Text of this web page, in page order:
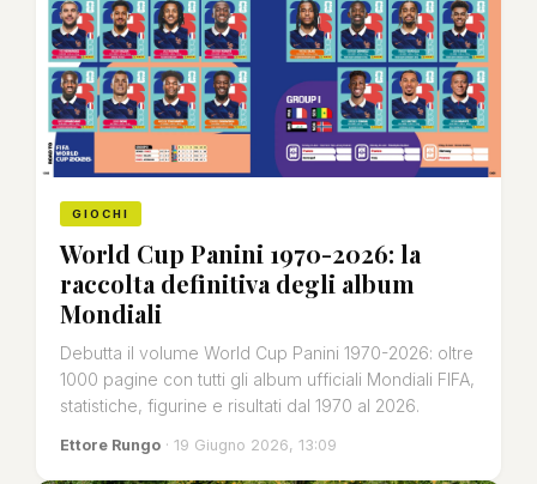
GIOCHI
World Cup Panini 1970-2026: la
raccolta definitiva degli album
Mondiali
Debutta il volume World Cup Panini 1970-2026: oltre
1000 pagine con tutti gli album ufficiali Mondiali FIFA,
statistiche, figurine e risultati dal 1970 al 2026.
Ettore Rungo · 19 Giugno 2026, 13:09